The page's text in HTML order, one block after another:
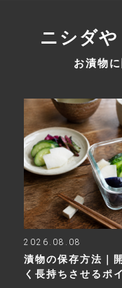
ニシダ
お漬物
2026.08.08
漬物の保存方法｜
く長持ちさせるポ